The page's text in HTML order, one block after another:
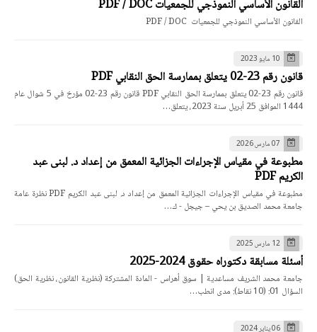
القانون الأساسي النموذجي للجمعيات PDF / DOC
القانون الأساسي النموذجي للجمعيات PDF / DOC
10 مايو 2023
قانون رقم 23-02 يتعلق بممارسة الحق النقابي PDF
قانون رقم 23-02 يتعلق بممارسة الحق النقابي PDF قانون رقم 23-02 مؤرخ في 5 شوال عام
1444 الموافق 25 أبريل سنة 2023، يتعلق…
07 مارس 2026
مطبوعة في مقياس الإجراءات الجزائية المعمق من إعداد د. لبنى عبد
الكريم PDF
مطبوعة في مقياس الإجراءات الجزائية المعمق من إعداد د. لبنى عبد الكريم PDF نظرة عامة
جامعة محمد الصديق بن يحي – جيجل - ك…
12 مارس 2025
أسئلة مسابقة دكتوراه حقوق 2024-2025
جامعة محمد الشريف مساعدية | سوق أهراس - المادة المشتركة (نظرية القانون، نظرية الحق)
السؤال 01: (10 نقاط): مدى انطب…
06 يناير 2024